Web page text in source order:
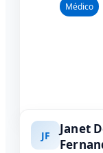
Médico
JF
Janet